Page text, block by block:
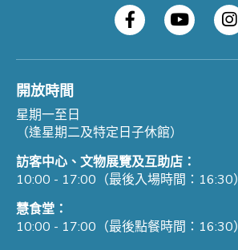
開放時間
星期一至日
（逢星期二及特定日子休館）
訪客中心、文物展覽及互助店：
10:00 - 17:00（最後入場時間：16:30）
慧食堂：
10:00 - 17:00（最後點餐時間：16:30）